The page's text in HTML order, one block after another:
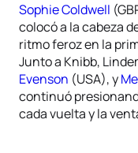
Sophie Coldwell
colocó a la cabeza
ritmo feroz en la
Junto a Knibb,
Evenson (USA), y
continuó
cada vuelta y la